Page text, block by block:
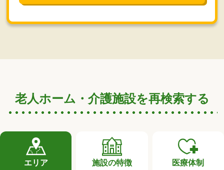
老人ホーム・介護施設を再検索する
エリア 施設の特徴 医療体制